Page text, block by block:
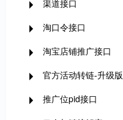
渠道接口
淘口令接口
淘宝店铺推广接口
官方活动转链-升级版
推广位pid接口